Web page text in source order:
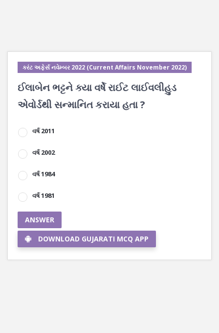
કરંટ અફેર્સ નવેમ્બર 2022 (Current Affairs November 2022)
ઈલાબેન ભટ્ટને ક્યા વર્ષે રાઈટ લાઈવલીહુડ
એવોર્ડથી સન્માનિત કરાયા હતા ?
વર્ષ 2011
વર્ષ 2002
વર્ષ 1984
વર્ષ 1981
ANSWER
DOWNLOAD GUJARATI MCQ APP